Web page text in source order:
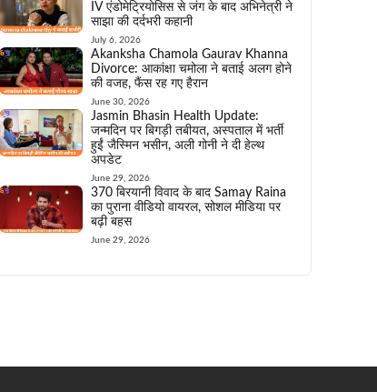
IV एंडोमेट्रियोसिस से जंग के बाद अभिनेत्री ने
साझा की दर्दभरी कहानी
July 6, 2026
Akanksha Chamola Gaurav Khanna
Divorce: आकांक्षा चमोला ने बताई अलग होने
की वजह, फैंस रह गए हैरान
June 30, 2026
Jasmin Bhasin Health Update:
जन्मदिन पर बिगड़ी तबीयत, अस्पताल में भर्ती
हुईं जैस्मिन भसीन, अली गोनी ने दी हेल्थ
अपडेट
June 29, 2026
370 बिरयानी विवाद के बाद Samay Raina
का पुराना वीडियो वायरल, सोशल मीडिया पर
बढ़ी बहस
June 29, 2026